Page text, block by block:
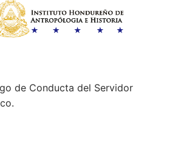
de Conducta del Servidor